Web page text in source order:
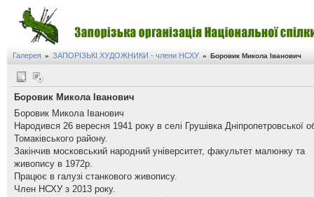
Галерея » ЗАПОРІЗЬКІ ХУДОЖНИКИ - члени НСХУ » Боровик Микола Іванович
Володимира Гордійченка
Боровик Микола Іванович
Боровик Микола Іванович
Народився 26 вересня 1941 року в селі Грушівка Дніпропетровської
Томаківського району.
Закінчив московський народний університет, факультет малюнку та
живопису в 1972р.
Працює в галузі станкового живопису.
Член НСХУ з 2013 року.